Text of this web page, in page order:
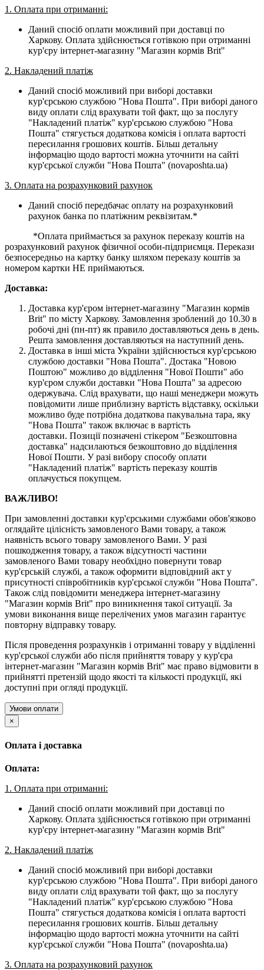
1. Оплата при отриманні:
Даний спосіб оплати можливий при доставці по
Харкову. Оплата здійснюється готівкою при отриманні
кур'єру інтернет-магазину "Магазин кормів Brit"
2. Накладений платіж
Даний спосіб можливий при виборі доставки
кур'єрською службою "Нова Пошта". При виборі даного
виду оплати слід врахувати той факт, що за послугу
"Накладений платіж" кур'єрською службою "Нова
Пошта" стягується додаткова комісія і оплата вартості
пересилання грошових коштів. Більш детальну
інформацію щодо вартості можна уточнити на сайті
кур'єрської служби "Нова Пошта" (novaposhta.ua)
3. Оплата на розрахунковий рахунок
Даний спосіб передбачає оплату на розрахунковий
рахунок банка по платіжним реквізитам.*
*Оплата приймається за рахунок переказу коштів на
розрахунковий рахунок фізичної особи-підприємця. Перекази
безпосередньо на картку банку шляхом переказу коштів за
номером картки НЕ приймаються.
Доставка:
Доставка кур'єром інтернет-магазину "Магазин кормів
Brit" по місту Харкову. Замовлення зроблений до 10.30 в
робочі дні (пн-пт) як правило доставляються день в день.
Решта замовлення доставляються на наступний день.
Доставка в інші міста України здійснюється кур'єрською
службою доставки "Нова Пошта". Достака "Новою
Поштою" можливо до відділення "Нової Пошти" або
кур'єром служби доставки "Нова Пошта" за адресою
одержувача. Слід врахувати, що наші менеджери можуть
повідомити лише приблизну вартість відставку, оскільки
можливо буде потрібна додаткова пакувальна тара, яку
"Нова Пошта" також включає в вартість
доставки. Позиції позначені стікером "Безкоштовна
доставка" надсилаються безкоштовно до відділення
Нової Пошти. У разі вибору способу оплати
"Накладений платіж" вартість переказу коштів
оплачується покупцем.
ВАЖЛИВО!
При замовленні доставки кур'єрськими службами обов'язково
оглядайте цілісність замовленого Вами товару, а також
наявність всього товару замовленого Вами. У разі
пошкодження товару, а також відсутності частини
замовленого Вами товару необхідно повернути товар
кур'єрській службі, а також оформити відповідний акт у
присутності співробітників кур'єрської служби "Нова Пошта".
Також слід повідомити менеджера інтернет-магазину
"Магазин кормів Brit" про виникнення такої ситуації. За
умови виконання вище перелічених умов магазин гарантує
повторну відправку товару.
Після проведення розрахунків і отриманні товару у відділенні
кур'єрської служби або після прийняття товару у кур'єра
інтернет-магазин "Магазин кормів Brit" має право відмовити в
прийнятті претензій щодо якості та кількості продукції, які
доступні при огляді продукції.
Умови оплати
×
Оплата і доставка
Оплата:
1. Оплата при отриманні:
Даний спосіб оплати можливий при доставці по
Харкову. Оплата здійснюється готівкою при отриманні
кур'єру інтернет-магазину "Магазин кормів Brit"
2. Накладений платіж
Даний спосіб можливий при виборі доставки
кур'єрською службою "Нова Пошта". При виборі даного
виду оплати слід врахувати той факт, що за послугу
"Накладений платіж" кур'єрською службою "Нова
Пошта" стягується додаткова комісія і оплата вартості
пересилання грошових коштів. Більш детальну
інформацію щодо вартості можна уточнити на сайті
кур'єрської служби "Нова Пошта" (novaposhta.ua)
3. Оплата на розрахунковий рахунок